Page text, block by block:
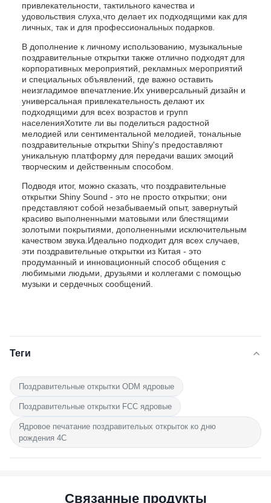
привлекательности, тактильного качества и
удовольствия слуха,что делает их подходящими как для
личных, так и для профессиональных подарков.
В дополнение к личному использованию, музыкальные
поздравительные открытки также отлично подходят для
корпоративных мероприятий, рекламных мероприятий
и специальных объявлений, где важно оставить
неизгладимое впечатление.Их универсальный дизайн и
универсальная привлекательность делают их
подходящими для всех возрастов и групп
населенияХотите ли вы поделиться радостной
мелодией или сентиментальной мелодией, тональные
поздравительные открытки Shiny's предоставляют
уникальную платформу для передачи ваших эмоций
творческим и действенным способом.
Подводя итог, можно сказать, что поздравительные
открытки Shiny Sound - это не просто открытки; они
представляют собой незабываемый опыт, завернутый
красиво выполненными матовыми или блестящими
золотыми покрытиями, дополненными исключительным
качеством звука.Идеально подходит для всех случаев,
эти поздравительные открытки из Китая - это
продуманный и инновационный способ общения с
любимыми людьми, друзьями и коллегами с помощью
музыки и сердечных сообщений.
Теги
Поздравительные открытки ODM ядровые
Поздравительные открытки FCC ядровые
Ядровое печатание поздравительых открыток ко дню
рождения 4C
Связанные продукты